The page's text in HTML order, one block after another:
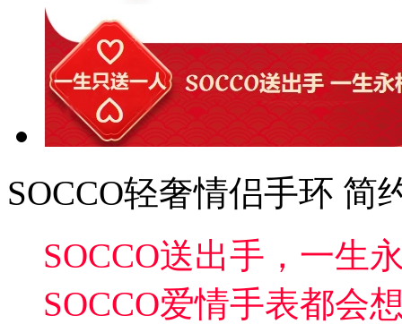
SOCCO轻奢情侣手环 简
SOCCO送出手，一生
SOCCO爱情手表都会